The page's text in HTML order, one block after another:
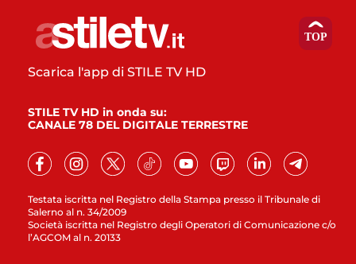
Testata iscritta nel Registro della Stampa presso il Tribunale di
Salerno al n. 34/2009
Società iscritta nel Registro degli Operatori di Comunicazione c/o
l’AGCOM al n. 20133
Scarica l'app di STILE TV HD
STILE TV HD in onda su:
CANALE 78 DEL DIGITALE TERRESTRE